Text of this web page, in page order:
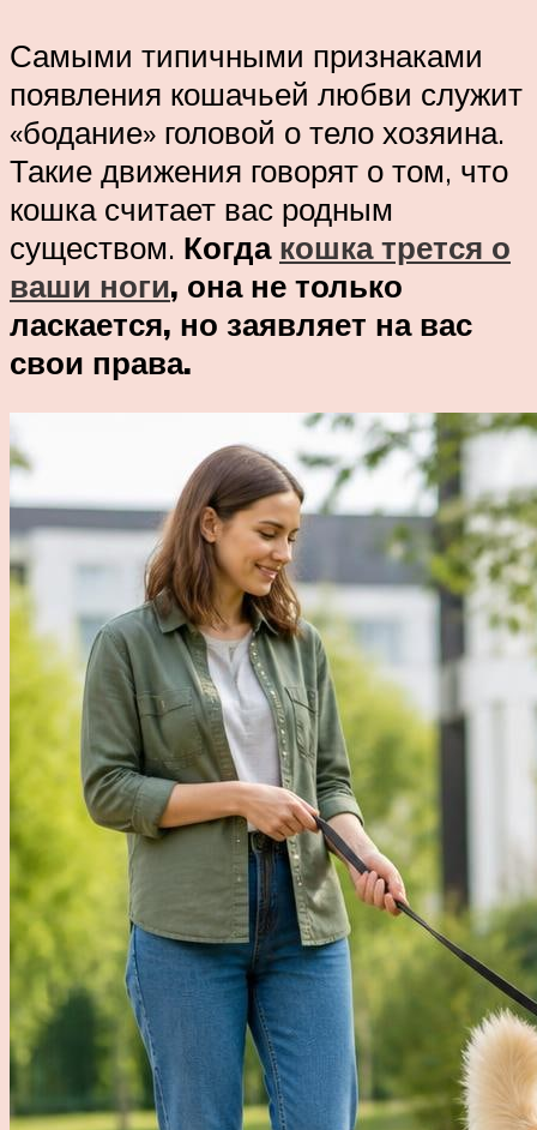
Самыми типичными признаками
появления кошачьей любви служит
«бодание» головой о тело хозяина.
Такие движения говорят о том, что
кошка считает вас родным
существом. Когда кошка трется о
ваши ноги, она не только
ласкается, но заявляет на вас
свои права.